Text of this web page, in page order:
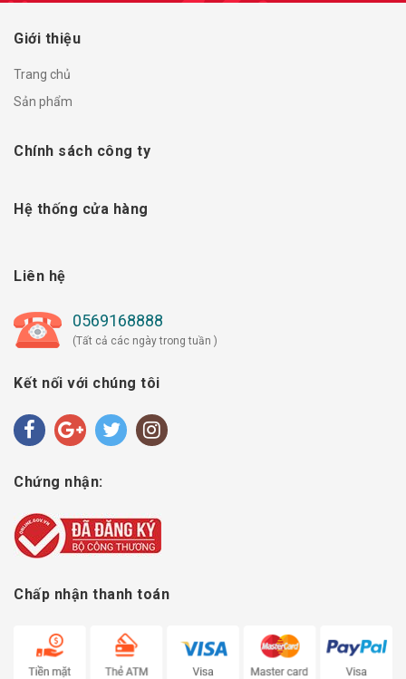
Giới thiệu
Trang chủ
Sản phẩm
Chính sách công ty
Hệ thống cửa hàng
Liên hệ
0569168888
(Tất cả các ngày trong tuần )
Kết nối với chúng tôi
Chứng nhận:
Chấp nhận thanh toán